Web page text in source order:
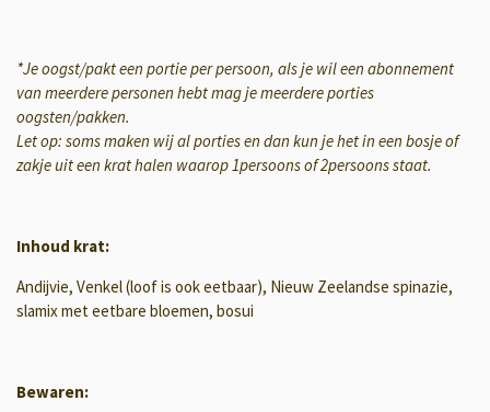
*Je oogst/pakt een portie per persoon, als je wil een abonnement
van meerdere personen hebt mag je meerdere porties
oogsten/pakken.
Let op: soms maken wij al porties en dan kun je het in een bosje of
zakje uit een krat halen waarop 1persoons of 2persoons staat.
Inhoud krat:
Andijvie, Venkel (loof is ook eetbaar), Nieuw Zeelandse spinazie,
slamix met eetbare bloemen, bosui
Bewaren: